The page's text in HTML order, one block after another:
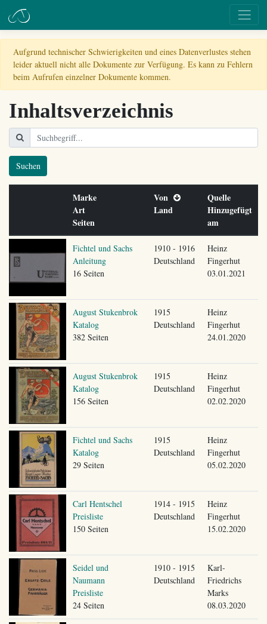
Aufgrund technischer Schwierigkeiten und eines Datenverlustes stehen
leider aktuell nicht alle Dokumente zur Verfügung. Es kann zu Fehlern
beim Aufrufen einzelner Dokumente kommen.
Inhaltsverzeichnis
Suchen
Marke
Art
Seiten
Von
Land
Quelle
Hinzugefügt
am
Fichtel und Sachs
Anleitung
16 Seiten
1910 - 1916
Deutschland
Heinz
Fingerhut
03.01.2021
August Stukenbrok
Katalog
382 Seiten
1915
Deutschland
Heinz
Fingerhut
24.01.2020
August Stukenbrok
Katalog
156 Seiten
1915
Deutschland
Heinz
Fingerhut
02.02.2020
Fichtel und Sachs
Katalog
29 Seiten
1915
Deutschland
Heinz
Fingerhut
05.02.2020
Carl Hentschel
Preisliste
150 Seiten
1914 - 1915
Deutschland
Heinz
Fingerhut
15.02.2020
Seidel und
Naumann
Preisliste
24 Seiten
1910 - 1915
Deutschland
Karl-
Friedrichs
Marks
08.03.2020